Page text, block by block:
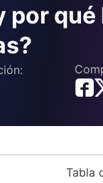
por qué
Tabla